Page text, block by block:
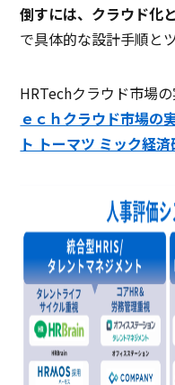
倒すには、クラウド化
で具体的な設計手順と
HRTechクラウド市場
ｅｃｈクラウド市場の
ト トーマツ ミック経